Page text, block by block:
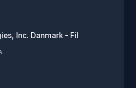
Inc. Danmark - Fil